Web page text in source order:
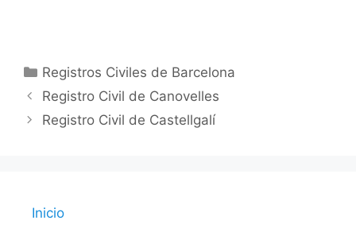
Categorías
Registros Civiles de Barcelona
Registro Civil de Canovelles
Registro Civil de Castellgalí
Inicio